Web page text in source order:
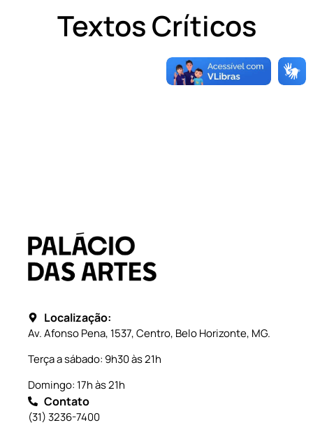
Textos Críticos
Localização:
Av. Afonso Pena, 1537, Centro, Belo Horizonte, MG.
Terça a sábado: 9h30 às 21h
Domingo: 17h às 21h
Contato
(31) 3236-7400